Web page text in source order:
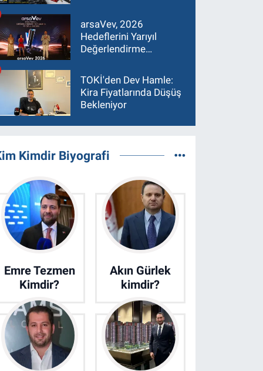
arsaVev, 2026
Hedeflerini Yarıyıl
Değerlendirme
Yatırdı
TOKİ'den Dev Hamle:
Kira Fiyatlarında Düşüş
Bekleniyor
Kimdir Biyografi
Emre Tezmen
Kimdir?
Akın Gürlek
kimdir?